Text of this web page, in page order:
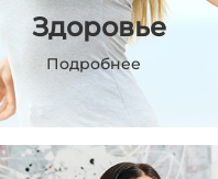
Здоровье
Подробнее